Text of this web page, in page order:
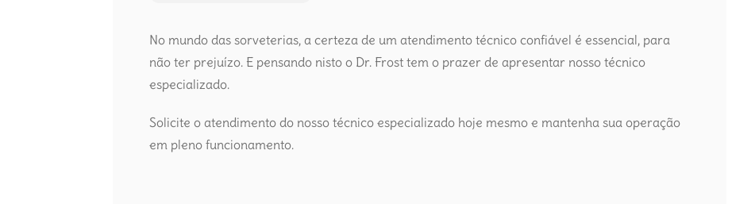
No mundo das sorveterias, a certeza de um atendimento técnico confiável é essencial, para
não ter prejuízo. E pensando nisto o Dr. Frost tem o prazer de apresentar nosso técnico
especializado.
Solicite o atendimento do nosso técnico especializado hoje mesmo e mantenha sua operação
em pleno funcionamento.